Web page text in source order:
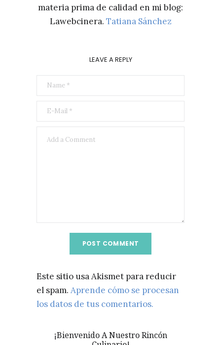
materia prima de calidad en mi blog:
Lawebcinera. Tatiana Sánchez
LEAVE A REPLY
Este sitio usa Akismet para reducir
el spam. Aprende cómo se procesan
los datos de tus comentarios.
¡Bienvenido A Nuestro Rincón